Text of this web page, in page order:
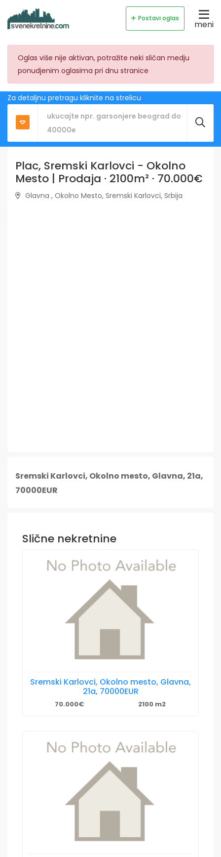
Postavi oglas
meni
Oglas više nije aktivan, potražite neki sličan medju
ponudjenim oglasima pri dnu stranice
Za detaljnu pretragu kliknite na strelicu
Plac, Sremski Karlovci - Okolno
Mesto | Prodaja · 2100m² · 70.000€
Glavna , Okolno Mesto, Sremski Karlovci, Srbija
Sremski Karlovci, Okolno mesto, Glavna, 21a,
70000EUR
Slične nekretnine
Sremski Karlovci, Okolno mesto, Glavna,
21a, 70000EUR
70.000€ 2100 m2